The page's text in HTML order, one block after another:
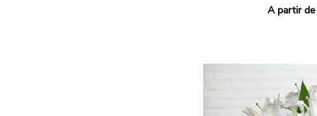
de limonium blanc, ce
symbolisent l'amour et
le limonium blanc ajoute
A partir